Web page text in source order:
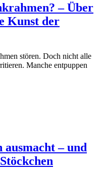
– Über
Kunst der
stören. Doch nicht alle
Manche entpuppen
ausmacht – und